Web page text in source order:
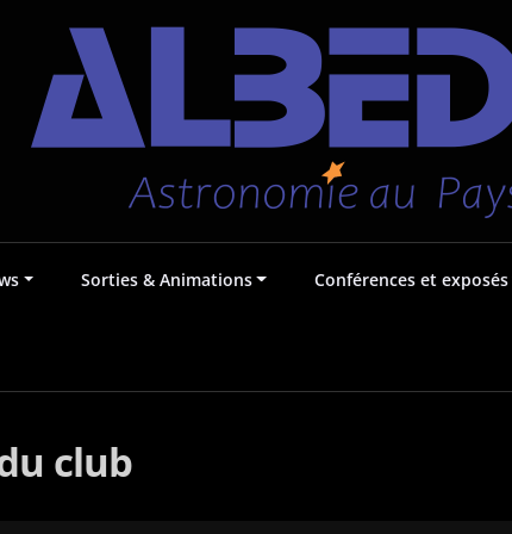
Sorties & Animations Conférences et exposés
club